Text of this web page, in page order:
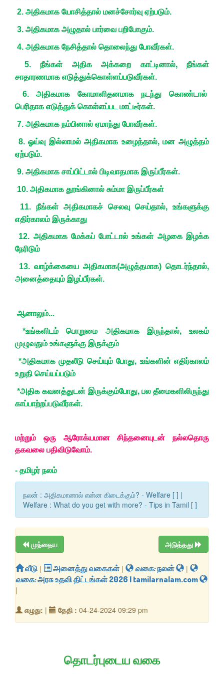
2. அதிகமாக யோசித்தால் மனச்சோர்வு ஏற்படும்.
3. அதிகமாக அழுதால் பார்வை பறிபோகும்.
4. அதிகமாக நேசித்தால் தொலைந்து போவீர்கள்.
5. நீங்கள் அதிக அக்கறை காட்டினால்,
நீங்கள்
சாதாரணமாக எடுத்துக்கொள்ளப்படுவீர்கள்.
6. அதிகமாக கோமாளிதனமாக நடந்து கொண்டால்
பெரிதாக எடுத்துக் கொள்ளப்பட மாட்டீர்கள்.
7. அதிகமாக நம்பினால் ஏமாந்து போவீர்கள்.
8. ஓய்வு இல்லாமல் அதிகமாக உழைத்தால்,மன அழுத்தம்
ஏற்படும்.
9. அதிகமாக சாப்பிட்டால் பிடிவாதமாக இருப்பீர்கள்.
10. அதிகமாக தூங்கினால் சும்மா இருப்பீர்கள்
11. நீங்கள் அதிகமாகச் செலவு செய்தால்,உங்களுக்கு
எதிர்காலம் இருக்காது
12. அதிகமாக மேக்கப் போட்டால் உங்கள் அழகை இழக்க
நேரிடும்
13. வாழ்க்கையை அதிகமாக(அழுத்தமாக) தொடர்ந்தால்,
அனைத்தையும் இழப்பீர்கள்.
ஆனாலும்...
*உங்களிடம் பொறுமை அதிகமாக இருந்தால்,உலகம்
முழுவதும் உங்களுக்கு இருக்கும்
*அதிகமாக முதலீடு செய்யும் போது, ​​உங்களின் எதிர்காலம்
உறுதி செய்யப்படும்
*அதிக கவனத்துடன் இருக்கும்போது, ​​பல தீமைகளிலிருந்து
காப்பாற்றப்படுவீர்கள்.
மற்றும் ஒரு ஆரோக்யமான சிந்தனையுடன் நல்லதொரு
தகவலை பதிவிடுவோம்.
- தமிழர் நலம்
நலன் : அதிகமானால் என்ன கிடைக்கும்? - Welfare [ ] |
Welfare : What do you get with more? - Tips in Tamil [ ]
முந்தைய அடுத்தது
வீடு | அனைத்து வகைகள் | வகை:நலன்
|
வகை:அரசு உதவி திட்டங்கள் 2026 | tamilarnalam.com
|
எழுது: | தேதி : 04-24-2024 09:29 pm
தொடர்புடைய வகை